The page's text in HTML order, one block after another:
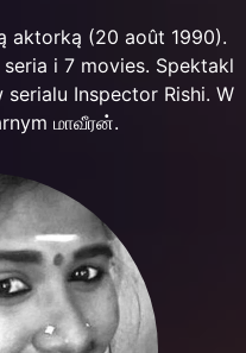
aktorką (20 août 1990).
i 7 movies. Spektakl
Inspector Rishi. W
மாவீரன்.